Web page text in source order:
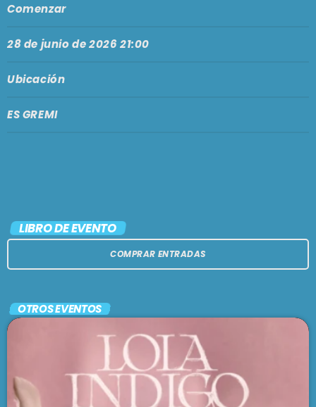
MALLORCA
TIENDA
EN VIVO AHORA!
LARGA DISTANCIA
3:00 pm - 5:00 pm
Comenzar
28 de junio de 2026 21:00
Ubicación
ES GREMI
LIBRO DE EVENTO
COMPRAR ENTRADAS
OTROS EVENTOS